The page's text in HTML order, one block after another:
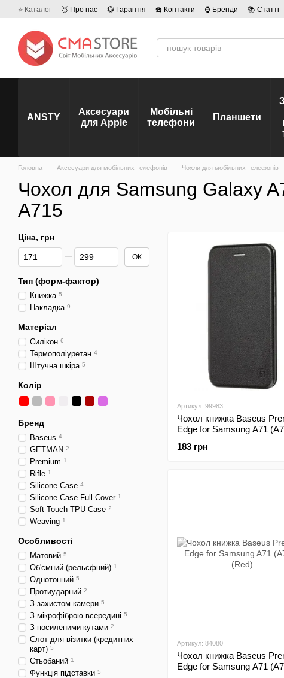
Перейти до основного контенту
⭐ Каталог 🥇 Про нас 💱 Гарантія ☎️ Контакти ⌚ Бренди 📚 Статті
ANSTY
Аксесуари
для Apple
Мобільні
телефони
Планшети
Головна Аксесуари для мобільних телефонів Чохли для мобільних телефонів
Чохол для Samsung Galaxy
A715
Артикул: 99983
Чохол книжка Baseus
Edge for Samsung A71
183 грн
Артикул: 84080
Чохол книжка Baseus
Edge for Samsung A71
Ціна, грн
Від Ціна, грн
До Ціна, грн ОК
Тип (форм-фактор)
Книжка 5
Накладка 9
Матеріал
Силікон 6
Термополіуретан 4
Штучна шкіра 5
Колір
Бренд
Baseus 4
GETMAN 2
Premium 1
Rifle 1
Silicone Case 4
Silicone Case Full Cover 1
Soft Touch TPU Case 2
Weaving 1
Особливості
Матовий 5
Об'ємний (рельєфний) 1
Однотонний 5
Протиударний 2
З захистом камери 5
З мікрофіброю всередині 5
З посиленими кутами 2
Слот для візитки (кредитних
карт) 5
Стьобаний 1
Функція підставки 5